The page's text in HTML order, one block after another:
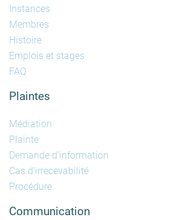
Instances
Membres
Histoire
Emplois et stages
FAQ
Plaintes
Médiation
Plainte
Demande d'information
Cas d'irrecevabilité
Procédure
Communication